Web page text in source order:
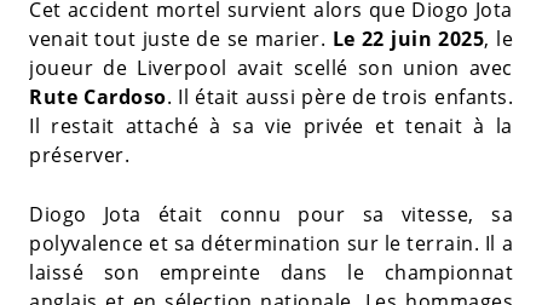
Cet accident mortel survient alors que Diogo Jota
venait tout juste de se marier. Le 22 juin 2025, le
joueur de Liverpool avait scellé son union avec
Rute Cardoso. Il était aussi père de trois enfants.
Il restait attaché à sa vie privée et tenait à la
préserver.
Diogo Jota était connu pour sa vitesse, sa
polyvalence et sa détermination sur le terrain. Il a
laissé son empreinte dans le championnat